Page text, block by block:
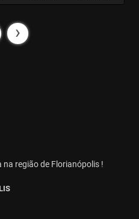
›
na região de Florianópolis !